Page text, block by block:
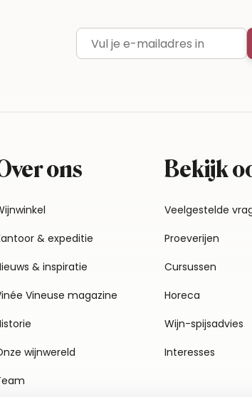
E-mailadres
ons
& expeditie
& inspiratie
Vineuse magazine
wijnwereld
Bekijk
Veelgestelde
Proeverijen
Cursussen
Horeca
Wijn-spijsadvies
Interesses